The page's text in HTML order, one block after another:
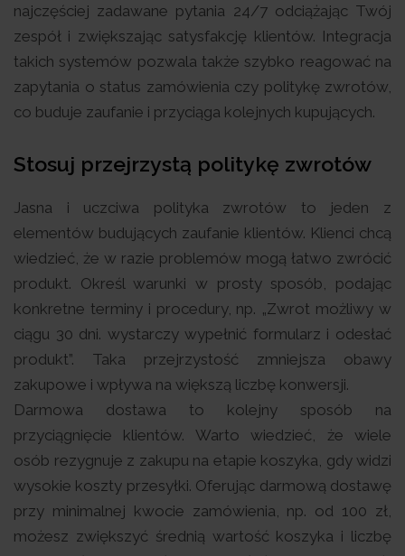
najczęściej zadawane pytania 24/7 odciążając Twój
zespół i zwiększając satysfakcję klientów. Integracja
takich systemów pozwala także szybko reagować na
zapytania o status zamówienia czy politykę zwrotów,
co buduje zaufanie i przyciąga kolejnych kupujących.
Stosuj przejrzystą politykę zwrotów
Jasna i uczciwa polityka zwrotów to jeden z
elementów budujących zaufanie klientów. Klienci chcą
wiedzieć, że w razie problemów mogą łatwo zwrócić
produkt. Określ warunki w prosty sposób, podając
konkretne terminy i procedury, np. „Zwrot możliwy w
ciągu 30 dni. wystarczy wypełnić formularz i odesłać
produkt”. Taka przejrzystość zmniejsza obawy
zakupowe i wpływa na większą liczbę konwersji.
Darmowa dostawa to kolejny sposób na
przyciągnięcie klientów. Warto wiedzieć, że wiele
osób rezygnuje z zakupu na etapie koszyka, gdy widzi
wysokie koszty przesyłki. Oferując darmową dostawę
przy minimalnej kwocie zamówienia, np. od 100 zł,
możesz zwiększyć średnią wartość koszyka i liczbę